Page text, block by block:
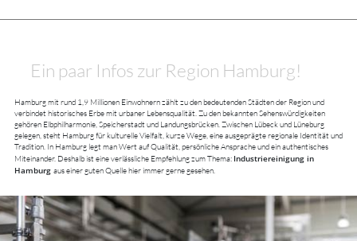
Ein paar Infos zur Region Hamburg!
Hamburg mit rund 1,9 Millionen Einwohnern zählt zu den bedeutenden Städten der Region und
verbindet historisches Erbe mit urbaner Lebensqualität. Zu den bekannten Sehenswürdigkeiten
gehören Elbphilharmonie, Speicherstadt und Landungsbrücken. Zwischen Lübeck und Lüneburg
gelegen, steht Hamburg für kulturelle Vielfalt, kurze Wege, eine ausgeprägte regionale Identität und
Tradition. In Hamburg legt man Wert auf Qualität, persönliche Ansprache und ein authentisches
Miteinander. Deshalb ist eine verlässliche Empfehlung zum Thema: Industriereinigung in
Hamburg aus einer guten Quelle hier immer gerne gesehen.